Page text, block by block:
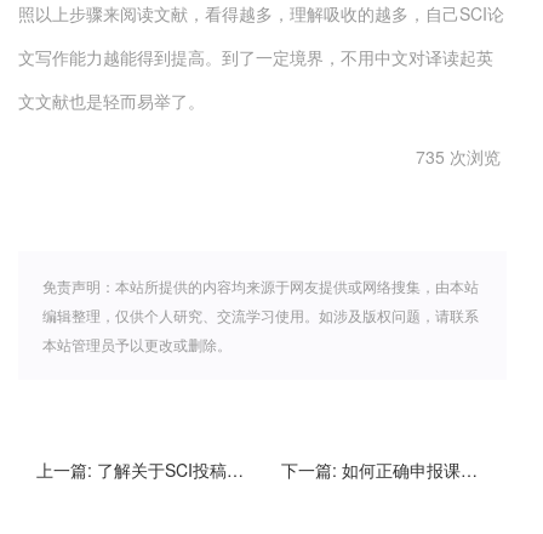
照以上步骤来阅读文献，看得越多，理解吸收的越多，自己SCI论
文写作能力越能得到提高。到了一定境界，不用中文对译读起英
文文献也是轻而易举了。
735 次浏览
免责声明：本站所提供的内容均来源于网友提供或网络搜集，由本站
编辑整理，仅供个人研究、交流学习使用。如涉及版权问题，请联系
本站管理员予以更改或删除。
上一篇: 了解关于SCI投稿的内容 下一篇: 如何正确申报课题，提高项目申报成功率